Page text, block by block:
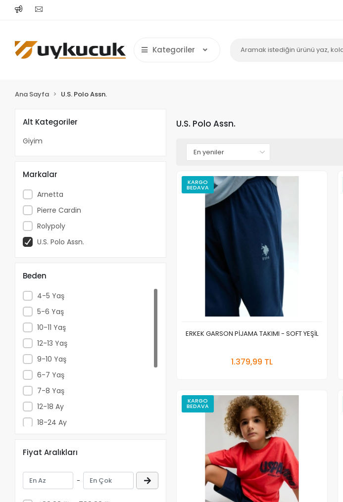
Kategoriler
Ana Sayfa U.S. Polo Assn.
Alt Kategoriler
Giyim
Markalar
Arnetta
Pierre Cardin
Rolypoly
U.S. Polo Assn.
Beden
4-5 Yaş
5-6 Yaş
10-11 Yaş
12-13 Yaş
9-10 Yaş
6-7 Yaş
7-8 Yaş
12-18 Ay
18-24 Ay
6-9 Ay
9-12 Ay
14-15 Yaş
Fiyat Aralıkları
-
U.S. Polo Assn.
KARGO
BEDAVA
ERKEK GARSON PİJAMA TAKIMI - SOFT YEŞİL
1.379,99 TL
KARGO
BEDAVA